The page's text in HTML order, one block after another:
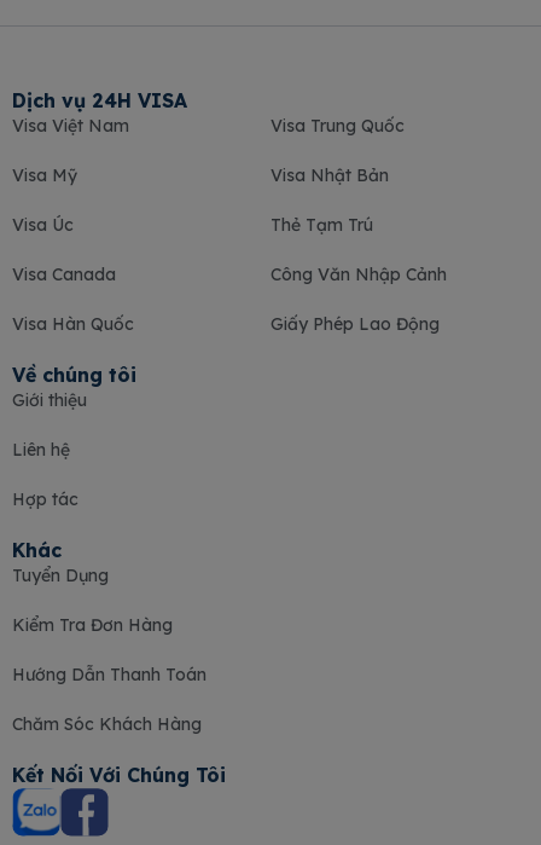
Về chúng tôi
Giới thiệu
Liên hệ
Hợp tác
Dịch vụ 24H VISA
Visa Việt Nam
Visa Mỹ
Visa Úc
Visa Canada
Visa Hàn Quốc
Visa Trung Quốc
Visa Nhật Bản
Thẻ Tạm Trú
Công Văn Nhập Cảnh
Giấy Phép Lao Động
Khác
Tuyển Dụng
Kiểm Tra Đơn Hàng
Hướng Dẫn Thanh Toán
Chăm Sóc Khách Hàng
Kết Nối Với Chúng Tôi